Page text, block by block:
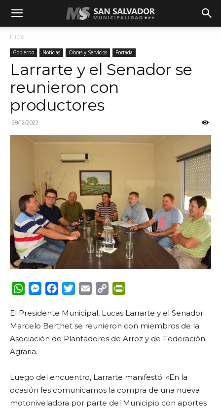
Inicio
Gobierno Noticias Obras y Servicios Portada
Larrarte y el Senador se
reunieron con
productores
28/12/2022
WhatsApp
Messenger
FacebookTwitterEmail Copy
El Presidente Municipal, Lucas Larrarte y el Senador
Marcelo Berthet se reunieron con miembros de la
Asociación de Plantadores de Arroz y de Federación
Agraria.
Luego del encuentro, Larrarte manifestó; «En la
ocasión les comunicamos la compra de una nueva
motoniveladora por parte del Municipio con aportes